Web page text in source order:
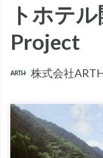
トホテ
Project
株式会社